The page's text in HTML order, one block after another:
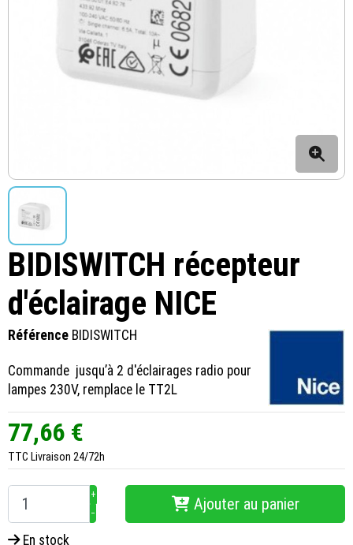
BIDISWITCH récepteur
d'éclairage NICE
Référence BIDISWITCH
Commande jusqu’à 2 d'éclairages radio pour
lampes 230V, remplace le TT2L
77,66 €
TTC Livraison 24/72h
+
−
Ajouter au panier
En stock